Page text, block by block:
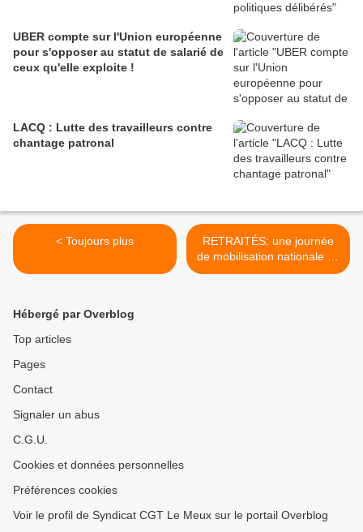
UBER compte sur l'Union européenne
pour s'opposer au statut de salarié de
ceux qu'elle exploite !
LACQ : Lutte des travailleurs contre
chantage patronal
< Toujours plus
RETRAITÉS: une journée
de mobilisation nationale se
prépare le mardi 9 octobre
Hébergé par Overblog
Top articles
Pages
Contact
Signaler un abus
C.G.U.
Cookies et données personnelles
Préférences cookies
Voir le profil de Syndicat CGT Le Meux sur le portail Overblog